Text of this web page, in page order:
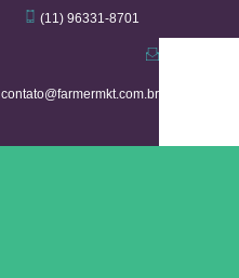
(11) 96331-8701
contato@farmermkt.com.br